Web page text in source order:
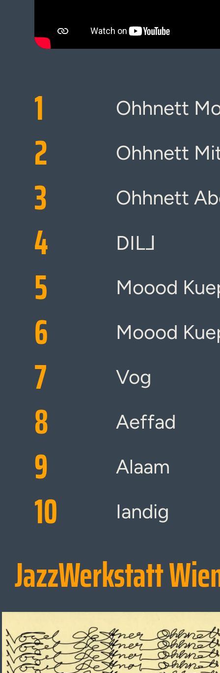
1 Ohhnett
2 Ohhnett
3 Ohhnett
4 DIL⅃
5 Moood
6 Moood
7 Vog
8 Aeffad
9 Alaam
10 Iandig
JazzWerkstatt